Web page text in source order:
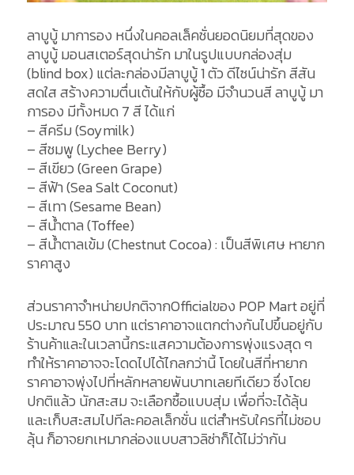
ลาบูบู้ มาการอง หนึ่งในคอลเล็คชั่นยอดนิยมที่สุดของ
ลาบูบู้ มอนสเตอร์สุดน่ารัก มาในรูปแบบกล่องสุ่ม
(blind box) แต่ละกล่องมีลาบูบู้ 1 ตัว ดีไซน์น่ารัก สีสัน
สดใส สร้างความตื่นเต้นให้กับผู้ซื้อ มีจำนวนสี ลาบูบู้ มา
การอง มีทั้งหมด 7 สี ได้แก่
– สีครีม (Soymilk)
– สีชมพู (Lychee Berry)
– สีเขียว (Green Grape)
– สีฟ้า (Sea Salt Coconut)
– สีเทา (Sesame Bean)
– สีน้ำตาล (Toffee)
– สีน้ำตาลเข้ม (Chestnut Cocoa) : เป็นสีพิเศษ หายาก
ราคาสูง
ส่วนราคาจำหน่ายปกติจากOfficialของ POP Mart อยู่ที่
ประมาณ 550 บาท แต่ราคาอาจแตกต่างกันไปขึ้นอยู่กับ
ร้านค้าและในเวลานี้กระแสความต้องการพุ่งแรงสุด ๆ
ทำให้ราคาอาจจะโดดไปได้ไกลกว่านี้ โดยในสีที่หายาก
ราคาอาจพุ่งไปที่หลักหลายพันบาทเลยทีเดียว ซึ่งโดย
ปกติแล้ว นักสะสม จะเลือกซื้อแบบสุ่ม เพื่อที่จะได้ลุ้น
และเก็บสะสมไปทีละคอลเล็กชั่น แต่สำหรับใครที่ไม่ชอบ
ลุ้น ก็อาจยกเหมากล่องแบบสาวลิซ่าก็ได้ไม่ว่ากัน